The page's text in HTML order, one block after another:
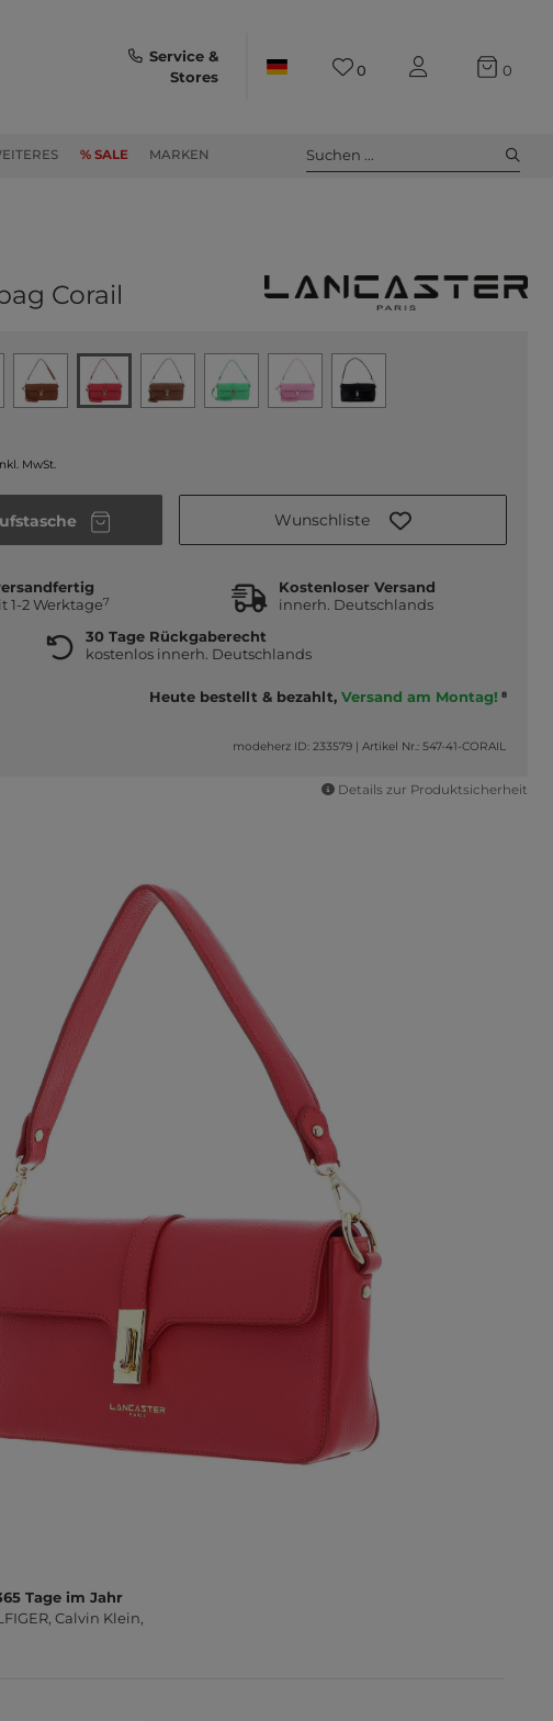
% SALE MARKEN
Service &
Stores
0 0
Suchen ...
Corail
MwSt.
Wunschliste
1-2 Werktage7
Kostenloser Versand
innerh. Deutschlands
30 Tage Rückgaberecht
kostenlos innerh. Deutschlands
Heute bestellt & bezahlt, Versand am Montag! 8
modeherz ID: 233579 |Artikel Nr.: 547-41-CORAIL
Details zur Produktsicherheit
Tage im Jahr
Calvin Klein,